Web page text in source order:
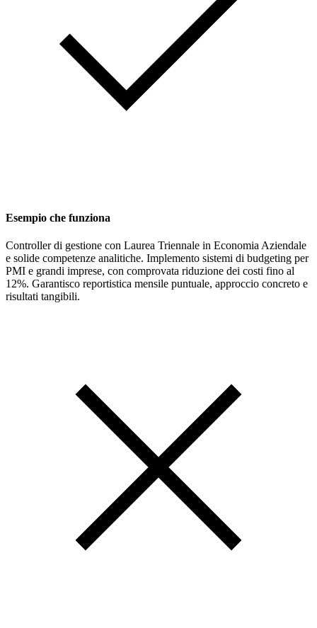
Esempio che funziona
Controller di gestione con Laurea Triennale in Economia Aziendale
e solide competenze analitiche. Implemento sistemi di budgeting per
PMI e grandi imprese, con comprovata riduzione dei costi fino al
12%. Garantisco reportistica mensile puntuale, approccio concreto e
risultati tangibili.